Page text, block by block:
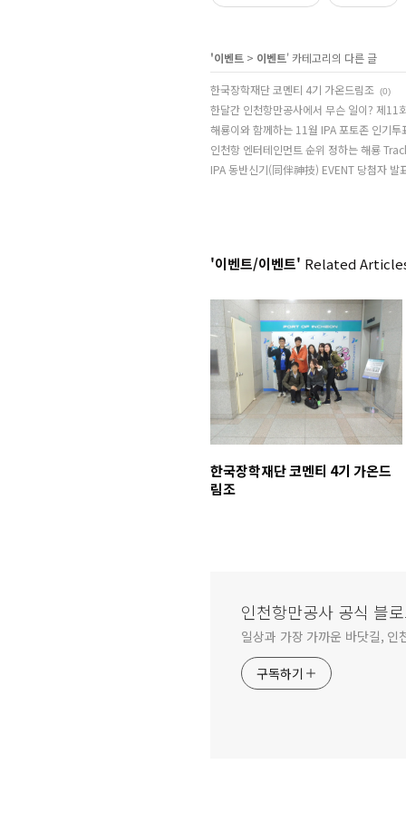
'이벤트 > 이벤트' 카테고리의 다른 글
한국장학재단 코멘티 4기 가온드림조 (0)
한달간 인천항만공사에서 무슨 일이? 제11
해룡이와 함께하는 11월 IPA 포토존 인기투
인천항 엔터테인먼트 순위 정하는 해룡
IPA 동반신기(同伴神技) EVENT 당첨자 발
'이벤트/이벤트' Related
한국장학재단 코멘티 4기 가온드
림조
인천항만공사 공식 블
일상과 가장 가까운 바닷길,
구독하기